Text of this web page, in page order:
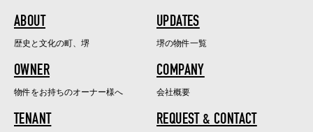
ABOUT
歴史と文化の町、堺
UPDATES
堺の物件一覧
OWNER
物件をお持ちのオーナー様へ
COMPANY
会社概要
TENANT REQUEST & CONTACT